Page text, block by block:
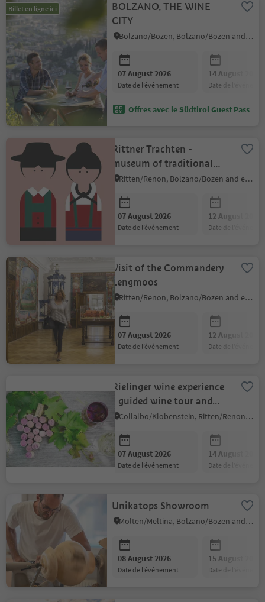
Billet en ligne ici
BOLZANO, THE WINE
CITY
Bolzano/Bozen, Bolzano/Bozen and environs
07 August 2026
date de l’événement
14 August 2026
date de
Offres avec le Südtirol Guest Pass
Rittner Trachten -
museum of traditional
costumes from
Ritten/Renon, Bolzano/Bozen and environs
07 August 2026
date de l’événement
12 August 2026
date de
Visit of the Commandery
Lengmoos
Ritten/Renon, Bolzano/Bozen and environs
07 August 2026
date de l’événement
12 August 2026
date de
Rielinger wine experience
- guided wine tour and
wine tasting
Collalbo/Klobenstein, Ritten/Renon, Bolzano/Bozen and environs
07 August 2026
date de l’événement
14 August 2026
date de
Unikatops Showroom
Mölten/Meltina, Bolzano/Bozen and environs
08 August 2026
date de l’événement
15 August 2026
date de